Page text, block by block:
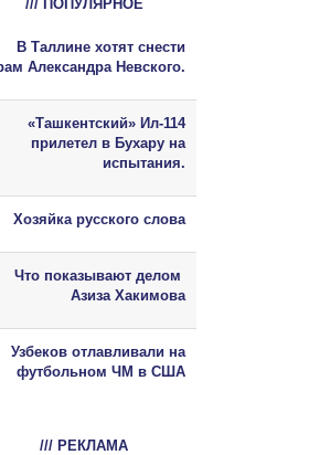
/// ПОПУЛЯРНОЕ
В Таллине хотят снести
Александра Невского.
«Ташкентский» Ил-114
прилетел в Бухару на
испытания.
Хозяйка русского слова
Что показывают делом
Азиза Хакимова
Узбеков отлавливали на
футбольном ЧМ в США
/// РЕКЛАМА